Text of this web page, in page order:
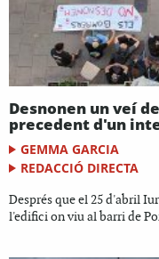
Desnonen un veí
precedent d'un
GEMMA GARCIA
REDACCIÓ DIRECTA
Després que el 25 d'abril
l'edifici on viu al barri de